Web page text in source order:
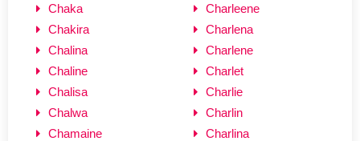
Chaka
Chakira
Chalina
Chaline
Chalisa
Chalwa
Chamaine
Charleene
Charlena
Charlene
Charlet
Charlie
Charlin
Charlina